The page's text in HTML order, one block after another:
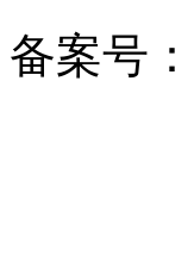
备案号：